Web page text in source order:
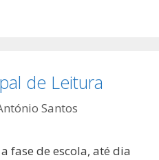
de Leitura
Santos
fase de escola, até dia